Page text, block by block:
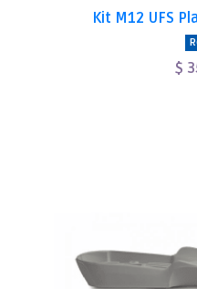
Kit M12 UFS
$